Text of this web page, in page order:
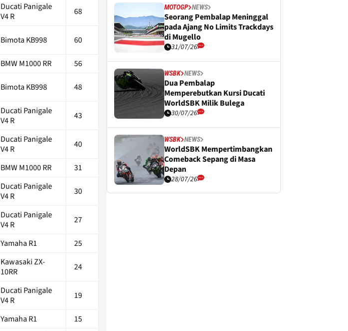
Ducati Panigale
V4 R
68
Bimota KB998 60
BMW M1000 RR 56
Bimota KB998 48
Ducati Panigale
V4 R
43
Ducati Panigale
V4 R
40
BMW M1000 RR 31
Ducati Panigale
V4 R
30
Ducati Panigale
V4 R
27
Yamaha R1 25
Kawasaki ZX-
10RR
24
Ducati Panigale
V4 R
19
Yamaha R1 15
MOTOGP NEWS
Seorang Pembalap Meninggal
pada Ajang No Limits Trackdays
di Mugello
31/07/26
WSBK NEWS
Dua Pembalap
Memperebutkan Kursi Ducati
WorldSBK Milik Bulega
30/07/26
WSBK NEWS
WorldSBK Mempertimbangkan
Comeback Sepang di Masa
Depan
28/07/26